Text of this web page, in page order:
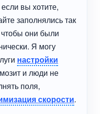
вы хотите,
заполнялись так
они были
Я могу
настройки
и люди не
поля,
скорости.